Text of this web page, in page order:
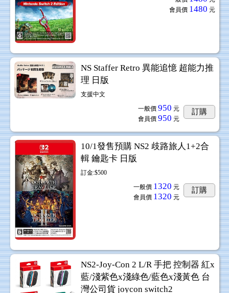
會員價 1480 元
NS Staffer Retro 異能追憶 超能力推
理 日版
支援中文
一般價 950 元
會員價 950 元
訂購
10/1發售預購 NS2 歧路旅人1+2合
輯 鑰匙卡 日版
訂金:$500
一般價 1320 元
會員價 1320 元
訂購
NS2-Joy-Con 2 L/R 手把 控制器 紅x
藍/淺紫色x淺綠色/藍色x淺黃色 台
灣公司貨 joycon switch2